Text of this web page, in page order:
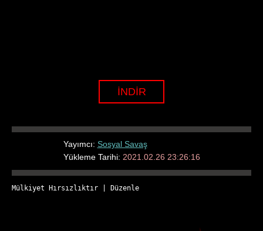
İNDİR
Yayımcı: Sosyal Savaş
Yükleme Tarihi: 2021.02.26 23:26:16
Mülkiyet Hırsızlıktır Düzenle